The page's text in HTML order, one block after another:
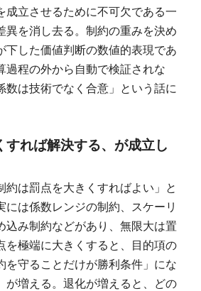
成立させるために不可欠である一
異を消し去る。制約の重みを決め
下した価値判断の数値的表現であ
過程の外から自動で検証されな
数は技術でなく合意」という話に
すれば解決する、が成立し
約は罰点を大きくすればよい」と
には係数レンジの制約、スケーリ
込み制約などがあり、無限大は置
を極端に大きくすると、目的項の
を守ることだけが勝利条件」にな
が増える。退化が増えると、どの